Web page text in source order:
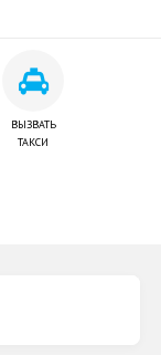
ВЫЗВАТЬ
ТАКСИ